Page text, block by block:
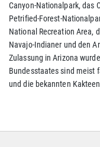
Canyon-Nationalpark, das
Petrified-Forest-
National Recreation Area,
Navajo-Indianer und den
Zulassung in Arizona
Bundesstaates sind meist
und die bekannten